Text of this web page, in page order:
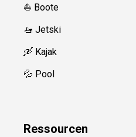
⛵️ Boote
🚤 Jetski
🛶 Kajak
💦 Pool
Ressourcen